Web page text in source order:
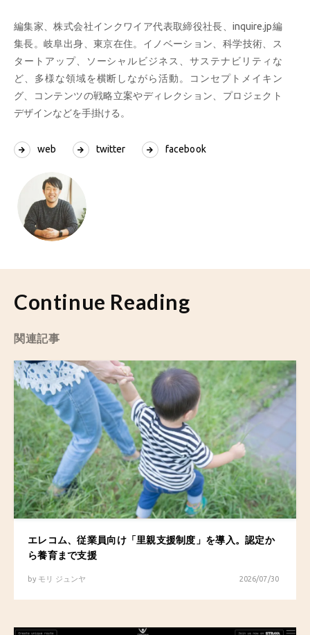
編集家、株式会社インクワイア代表取締役社長、inquire.jp編
集長。岐阜出身、東京在住。イノベーション、科学技術、ス
タートアップ、ソーシャルビジネス、サステナビリティな
ど、多様な領域を横断しながら活動。コンセプトメイキン
グ、コンテンツの戦略立案やディレクション、プロジェクト
デザインなどを手掛ける。
web twitter facebook
Continue Reading
関連記事
エレコム、従業員向け「里親支援制度」を導入。認定か
ら養育まで支援
by モリ ジュンヤ 2026/07/30